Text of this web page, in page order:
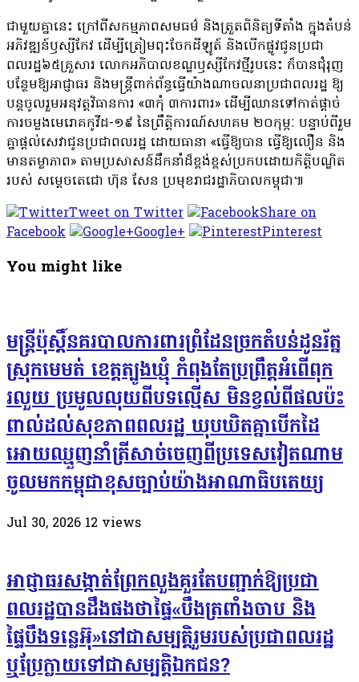
ជាមួយគ្នានេះ ក្រៅពីសកម្មភាពសមធម៌ និងត្រួតពិនិត្យទីតាំង ក្នុងតំបន់
អភិវឌ្ឍន៍ឫស្សីកែវ ដើម្បីត្រៀមពុះចែកដីឡូត៍ និងបើកផ្លូវជូនប្រជា
ពលរដ្ឋ៦៥គ្រួសារ លោកអភិបាលខណ្ឌឫស្សីកែវថ្មីរូបនេះ ក៏បានជុំរុញ
បន្ថែមឱ្យអាជ្ញាធរ និងមន្ត្រីពាក់ព័ន្ធធ្វើយ៉ាងណាចលនាប្រជាពលរដ្ឋ ឱ្យ
បន្តចូលរួមអនុវត្តវិធានការ «៣កុំ ៣ការពារ» ដើម្បីឈានទៅកាត់ផ្ដាច់
ការចម្លងមេរោគកូវីដ-១៩ នៃព្រឹត្តិការណ៍សហគម ២០កុម្ភៈ បន្ទាប់ពីរួម
គ្នាផ្តល់សេវាជូនប្រជាពលរដ្ឋ ដោយធានា «ធ្វើឱ្យបាន ធ្វើឱ្យលឿន និង
មានតម្លាភាព» តាមប្រសាសន៍ដឹកនាំដ៏ខ្ពង់ខ្ពស់ប្រកបដោយកិត្តិបណ្ឌិត
របស់ សម្ដេចតេជោ ហ៊ុន សែន ប្រមុខរាជរដ្ឋាភិបាលកម្ពុជា៕
Tweet on Twitter
Share on
Facebook
Google+ Pinterest
You might like
មន្ត្រីប៉ុស្តិ៍នគរបាលការពារព្រំដែនច្រកតំបន់ដូនរ័ត្ន
ស្រុកមេមត់ ខេត្តត្បូងឃ្មុំ កំពុងតែប្រព្រឹត្តអំពើពុក
រលួយ ប្រមូលលុយពីបទល្មើស មិនខ្វល់ពីផលប៉ះ
ពាល់ដល់សុខភាពពលរដ្ឋ ឃុបឃិតគ្នាបើកដៃ
អោយឈ្មួញនាំត្រីសាច់ចេញពីប្រទេសវៀតណាម
ចូលមកកម្ពុជាខុសច្បាប់យ៉ាងអាណាធិបតេយ្យ
Jul 30, 2026 12 views
អាជ្ញាធរសង្កាត់ព្រែកលួងគួរតែបញ្ជាក់ឱ្យប្រជា
ពលរដ្ឋបានដឹងផងថាផ្ទៃ«បឹងត្រពាំងចាប និង
ផ្ទៃបឹងទន្លេអ៊ុ»នៅជាសម្បត្តិរួមរបស់ប្រជាពលរដ្ឋ
ឬប្រែក្លាយទៅជាសម្បត្តិឯកជន?